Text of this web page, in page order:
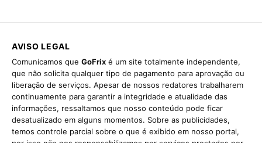
AVISO LEGAL
Comunicamos que GoFrix é um site totalmente independente,
que não solicita qualquer tipo de pagamento para aprovação ou
liberação de serviços. Apesar de nossos redatores trabalharem
continuamente para garantir a integridade e atualidade das
informações, ressaltamos que nosso conteúdo pode ficar
desatualizado em alguns momentos. Sobre as publicidades,
temos controle parcial sobre o que é exibido em nosso portal,